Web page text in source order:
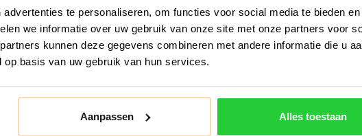
te personaliseren, om functies voor social media te bieden en
we informatie over uw gebruik van onze site met onze partners voor
kunnen deze gegevens combineren met andere informatie die u
basis van uw gebruik van hun services.
Aanpassen Alles toestaan